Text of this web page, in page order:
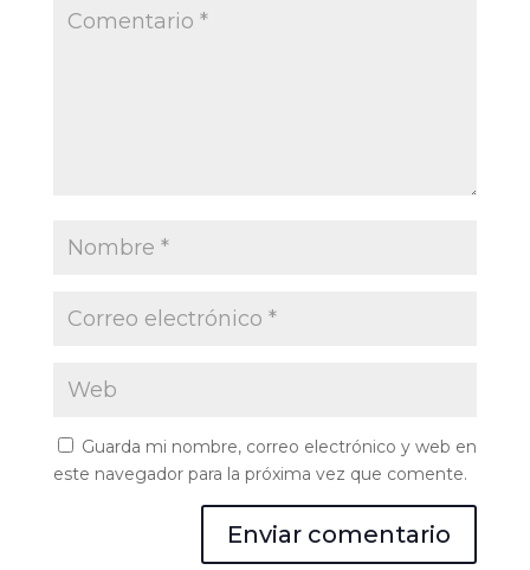
Guarda mi nombre, correo electrónico y web en
este navegador para la próxima vez que comente.